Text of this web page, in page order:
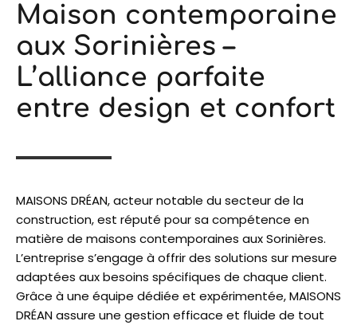
Maison contemporaine
aux Sorinières –
L’alliance parfaite
entre design et confort
MAISONS DRÉAN, acteur notable du secteur de la
construction, est réputé pour sa compétence en
matière de maisons contemporaines aux Sorinières.
L’entreprise s’engage à offrir des solutions sur mesure
adaptées aux besoins spécifiques de chaque client.
Grâce à une équipe dédiée et expérimentée, MAISONS
DRÉAN assure une gestion efficace et fluide de tout